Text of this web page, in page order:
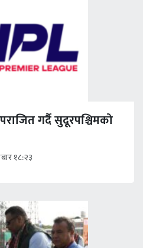
गर्दै सुदूरपश्चिमको
१८:२३